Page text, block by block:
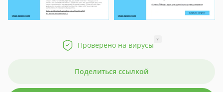
Проверено на вирусы
?
Поделиться ссылкой